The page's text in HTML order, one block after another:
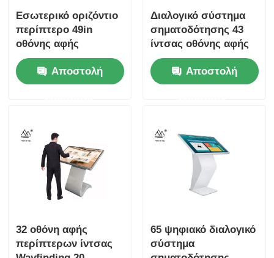
Εσωτερικό οριζόντιο
περίπτερο 49in
οθόνης αφής
διαλογική ψηφιακή
οθόνη Αποστολή
Διαλογικό σύστημα
σηματοδότησης 43
ίντσας οθόνης αφής
περίπτερων
εξυπηρέτησης
πελατών
Αποστολή
32 οθόνη αφής
περίπτερων ίντσας
65 ψηφιακό διαλογικό
σύστημα